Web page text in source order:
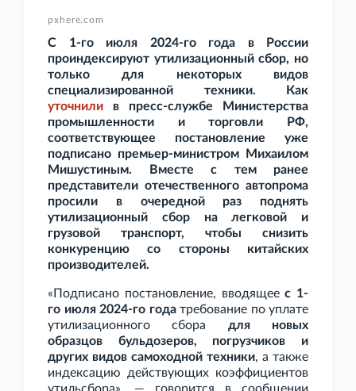
pxhere.com
С 1-го июля 2024-го года в России
проиндексируют утилизационный сбор, но
только для некоторых видов
специализированной техники. Как
уточнили в пресс-службе Министерства
промышленности и торговли РФ,
соответствующее постановление уже
подписано премьер-министром Михаилом
Мишустиным. Вместе с тем ранее
представители отечественного автопрома
просили в очередной раз поднять
утилизационный сбор на легковой и
грузовой транспорт, чтобы снизить
конкуренцию со стороны китайских
производителей.
«Подписано постановление, вводящеес 1-
го июля 2024-го годатребование по уплате
утилизационного сбора для новых
образцов бульдозеров, погрузчиков и
других видов самоходной техники, а также
индексацию действующих коэффициентов